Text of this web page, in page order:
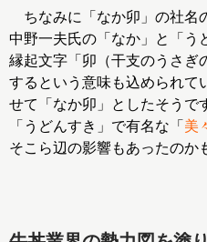
ちなみに「なか卯」の社名
中野一夫氏の「なか」と「う
縁起文字「卯（干支のうさぎ
するという意味も込められて
せて「なか卯」としたそうで
「うどんすき」で有名な「 美
そこら辺の影響もあったのか